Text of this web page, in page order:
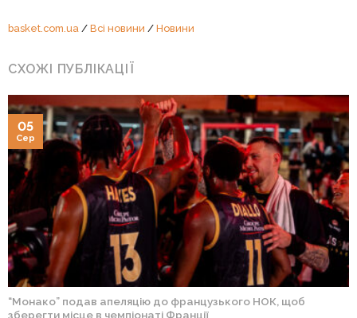
basket.com.ua / Всі новини / Новини
СХОЖІ ПУБЛІКАЦІЇ
“Монако” подав апеляцію до французького НОК, щоб
зберегти місце в чемпіонаті Франції
05
Сер